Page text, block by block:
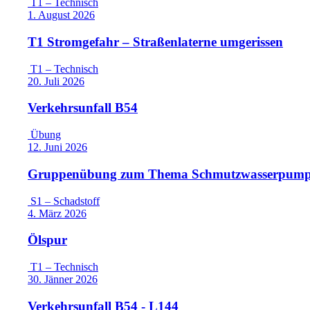
T1 – Technisch
1. August 2026
T1 Stromgefahr – Straßenlaterne umgerissen
T1 – Technisch
20. Juli 2026
Verkehrsunfall B54
Übung
12. Juni 2026
Gruppenübung zum Thema
S1 – Schadstoff
4. März 2026
Ölspur
T1 – Technisch
30. Jänner 2026
Verkehrsunfall B54 - L144